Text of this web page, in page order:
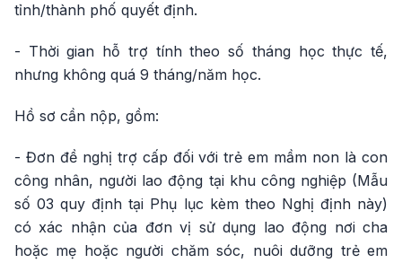
tỉnh/thành phố quyết định.
- Thời gian hỗ trợ tính theo số tháng học thực tế,
nhưng không quá 9 tháng/năm học.
Hồ sơ cần nộp, gồm:
- Đơn đề nghị trợ cấp đối với trẻ em mầm non là con
công nhân, người lao động tại khu công nghiệp (Mẫu
số 03 quy định tại Phụ lục kèm theo Nghị định này)
có xác nhận của đơn vị sử dụng lao động nơi cha
hoặc mẹ hoặc người chăm sóc, nuôi dưỡng trẻ em